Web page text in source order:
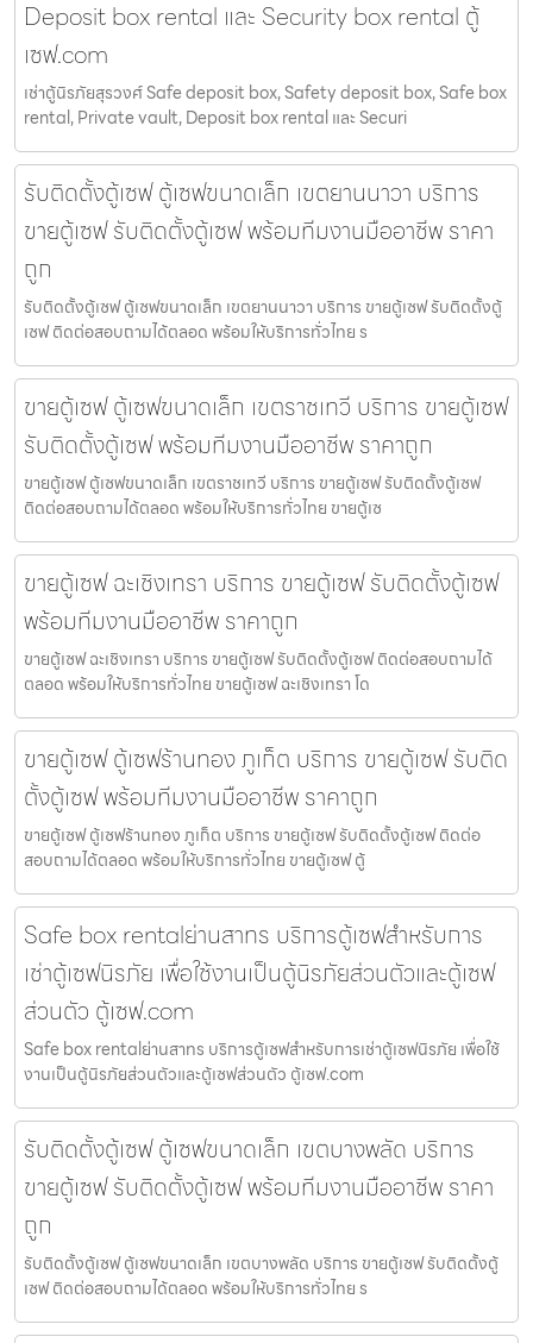
Deposit box rental และ Security box rental ตู้
เซฟ.com
เช่าตู้นิรภัยสุรวงศ์ Safe deposit box, Safety deposit box, Safe box
rental, Private vault, Deposit box rental และ Securi
รับติดตั้งตู้เซฟ ตู้เซฟขนาดเล็ก เขตยานนาวา บริการ
ขายตู้เซฟ รับติดตั้งตู้เซฟ พร้อมทีมงานมืออาชีพ ราคา
ถูก
รับติดตั้งตู้เซฟ ตู้เซฟขนาดเล็ก เขตยานนาวา บริการ ขายตู้เซฟ รับติดตั้งตู้
เซฟ ติดต่อสอบถามได้ตลอด พร้อมให้บริการทั่วไทย ร
ขายตู้เซฟ ตู้เซฟขนาดเล็ก เขตราชเทวี บริการ ขายตู้เซฟ
รับติดตั้งตู้เซฟ พร้อมทีมงานมืออาชีพ ราคาถูก
ขายตู้เซฟ ตู้เซฟขนาดเล็ก เขตราชเทวี บริการ ขายตู้เซฟ รับติดตั้งตู้เซฟ
ติดต่อสอบถามได้ตลอด พร้อมให้บริการทั่วไทย ขายตู้เซ
ขายตู้เซฟ ฉะเชิงเทรา บริการ ขายตู้เซฟ รับติดตั้งตู้เซฟ
พร้อมทีมงานมืออาชีพ ราคาถูก
ขายตู้เซฟ ฉะเชิงเทรา บริการ ขายตู้เซฟ รับติดตั้งตู้เซฟ ติดต่อสอบถามได้
ตลอด พร้อมให้บริการทั่วไทย ขายตู้เซฟ ฉะเชิงเทรา โด
ขายตู้เซฟ ตู้เซฟร้านทอง ภูเก็ต บริการ ขายตู้เซฟ รับติด
ตั้งตู้เซฟ พร้อมทีมงานมืออาชีพ ราคาถูก
ขายตู้เซฟ ตู้เซฟร้านทอง ภูเก็ต บริการ ขายตู้เซฟ รับติดตั้งตู้เซฟ ติดต่อ
สอบถามได้ตลอด พร้อมให้บริการทั่วไทย ขายตู้เซฟ ตู้
Safe box rentalย่านสาทร บริการตู้เซฟสำหรับการ
เช่าตู้เซฟนิรภัย เพื่อใช้งานเป็นตู้นิรภัยส่วนตัวและตู้เซฟ
ส่วนตัว ตู้เซฟ.com
Safe box rentalย่านสาทร บริการตู้เซฟสำหรับการเช่าตู้เซฟนิรภัย เพื่อใช้
งานเป็นตู้นิรภัยส่วนตัวและตู้เซฟส่วนตัว ตู้เซฟ.com
รับติดตั้งตู้เซฟ ตู้เซฟขนาดเล็ก เขตบางพลัด บริการ
ขายตู้เซฟ รับติดตั้งตู้เซฟ พร้อมทีมงานมืออาชีพ ราคา
ถูก
รับติดตั้งตู้เซฟ ตู้เซฟขนาดเล็ก เขตบางพลัด บริการ ขายตู้เซฟ รับติดตั้งตู้
เซฟ ติดต่อสอบถามได้ตลอด พร้อมให้บริการทั่วไทย ร